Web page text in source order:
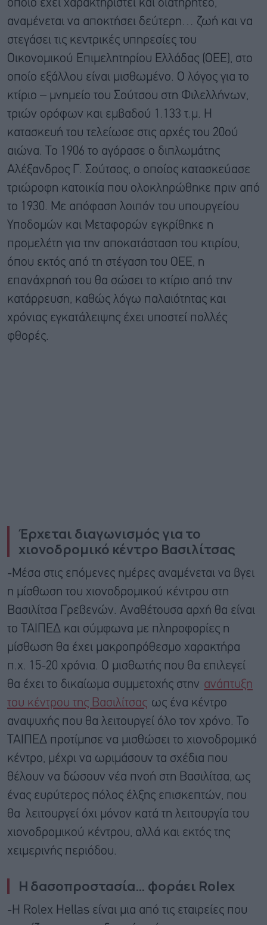
οποίο έχει χαρακτηριστεί και διατηρητέο,
αναμένεται να αποκτήσει δεύτερη… ζωή και να
στεγάσει τις κεντρικές υπηρεσίες του
Οικονομικού Επιμελητηρίου Ελλάδας (ΟΕΕ), στο
οποίο εξάλλου είναι μισθωμένο. Ο λόγος για το
κτίριο – μνημείο του Σούτσου στη Φιλελλήνων,
τριών ορόφων και εμβαδού 1.133 τ.μ. Η
κατασκευή του τελείωσε στις αρχές του 20ού
αιώνα. Το 1906 το αγόρασε ο διπλωμάτης
Αλέξανδρος Γ. Σούτσος, ο οποίος κατασκεύασε
τριώροφη κατοικία που ολοκληρώθηκε πριν από
το 1930. Με απόφαση λοιπόν του υπουργείου
Υποδομών και Μεταφορών εγκρίθηκε η
προμελέτη για την αποκατάσταση του κτιρίου,
όπου εκτός από τη στέγαση του ΟΕΕ, η
επανάχρησή του θα σώσει το κτίριο από την
κατάρρευση, καθώς λόγω παλαιότητας και
χρόνιας εγκατάλειψης έχει υποστεί πολλές
φθορές.
Έρχεται διαγωνισμός για το
χιονοδρομικό κέντρο Βασιλίτσας
-Μέσα στις επόμενες ημέρες αναμένεται να βγει
η μίσθωση του χιονοδρομικού κέντρου στη
Βασιλίτσα Γρεβενών. Αναθέτουσα αρχή θα είναι
το ΤΑΙΠΕΔ και σύμφωνα με πληροφορίες η
μίσθωση θα έχει μακροπρόθεσμο χαρακτήρα
π.χ. 15-20 χρόνια. Ο μισθωτής που θα επιλεγεί
θα έχει το δικαίωμα συμμετοχής στην ανάπτυξη
του κέντρου της Βασιλίτσας ως ένα κέντρο
αναψυχής που θα λειτουργεί όλο τον χρόνο. Το
ΤΑΙΠΕΔ προτίμησε να μισθώσει το χιονοδρομικό
κέντρο, μέχρι να ωριμάσουν τα σχέδια που
θέλουν να δώσουν νέα πνοή στη Βασιλίτσα, ως
ένας ευρύτερος πόλος έλξης επισκεπτών, που
θα λειτουργεί όχι μόνον κατά τη λειτουργία του
χιονοδρομικού κέντρου, αλλά και εκτός της
χειμερινής περιόδου.
Η δασοπροστασία… φοράει Rolex
-H Rolex Hellas είναι μια από τις εταιρείες που